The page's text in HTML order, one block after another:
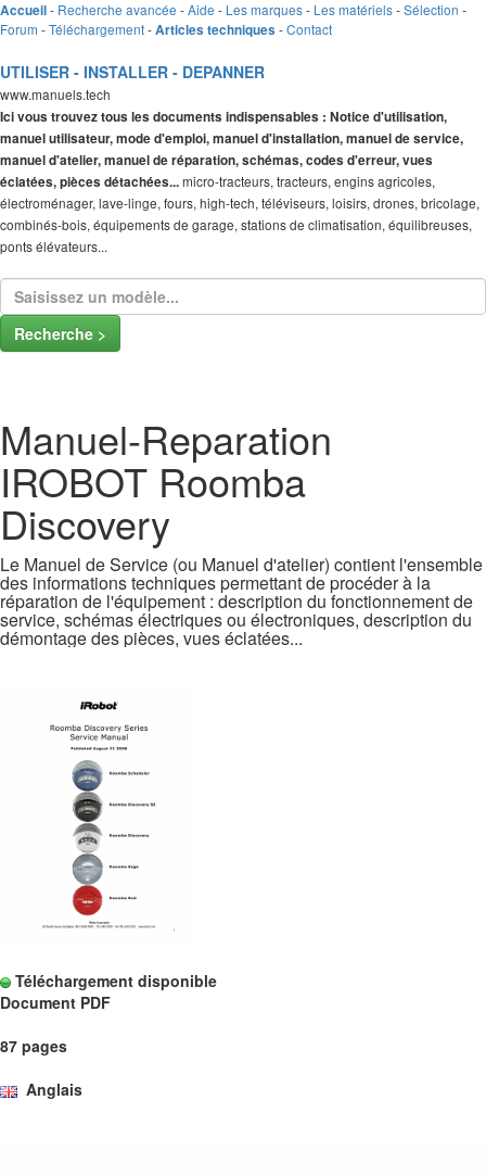
Accueil- Recherche avancée -Aide - Les marques- Les matériels-Sélection -
Forum -Téléchargement-Articles techniques -Contact
UTILISER - INSTALLER - DEPANNER
www.manuels.tech
Ici vous trouvez tous les documents indispensables : Notice d'utilisation,
manuel utilisateur, mode d'emploi, manuel d'installation, manuel de service,
manuel d'atelier, manuel de réparation, schémas, codes d'erreur, vues
éclatées, pièces détachées...micro-tracteurs, tracteurs, engins agricoles,
électroménager, lave-linge, fours, high-tech, téléviseurs, loisirs, drones, bricolage,
combinés-bois, équipements de garage, stations de climatisation, équilibreuses,
ponts élévateurs...
Recherche >
Manuel-Reparation
IROBOT Roomba
Discovery
Le Manuel de Service (ou Manuel d'atelier) contient l'ensemble
des informations techniques permettant de procéder à la
réparation de l'équipement : description du fonctionnement de
service, schémas électriques ou électroniques, description du
démontage des pièces, vues éclatées...
Téléchargement disponible
Document PDF
87 pages
Anglais